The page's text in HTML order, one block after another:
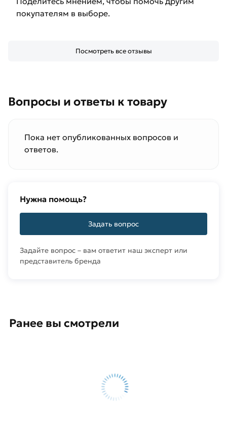
покупателям в выборе.
Посмотреть все отзывы
Вопросы и ответы к товару
Пока нет опубликованных вопросов и
ответов.
Нужна помощь?
Задать вопрос
Задайте вопрос – вам ответит наш эксперт или
представитель бренда
Ранее вы смотрели